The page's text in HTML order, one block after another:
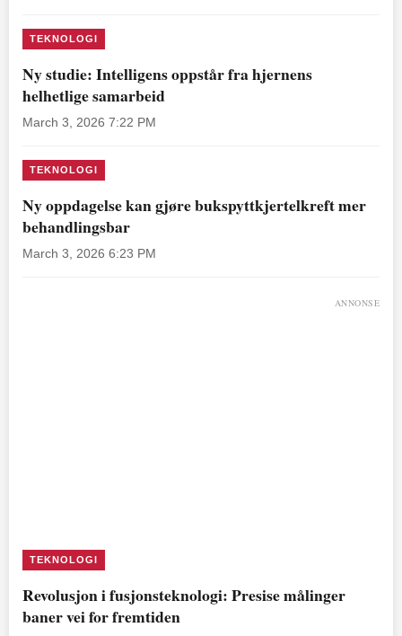
TEKNOLOGI
Ny studie: Intelligens oppstår fra hjernens
helhetlige samarbeid
March 3, 2026 7:22 PM
TEKNOLOGI
Ny oppdagelse kan gjøre bukspyttkjertelkreft mer
behandlingsbar
March 3, 2026 6:23 PM
ANNONSE
TEKNOLOGI
Revolusjon i fusjonsteknologi: Presise målinger
baner vei for fremtiden